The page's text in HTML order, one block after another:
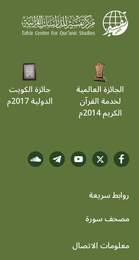
الجائزة العالمية
لخدمة القرآن
الكريم 2014م
جائزة الكويت
الدولية 2017م
روابط سريعة
footer menu
مصحف سورة
معلومات الاتصال